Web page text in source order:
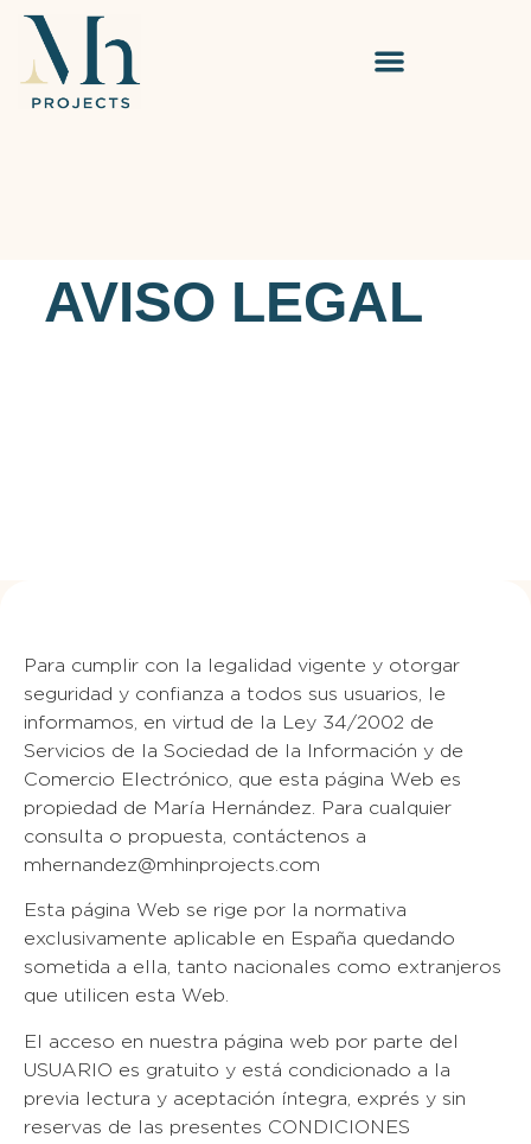
contenido
AVISO LEGAL
Para cumplir con la legalidad vigente y otorgar
seguridad y confianza a todos sus usuarios, le
informamos, en virtud de la Ley 34/2002 de
Servicios de la Sociedad de la Información y de
Comercio Electrónico, que esta página Web es
propiedad de María Hernández. Para cualquier
consulta o propuesta, contáctenos a
mhernandez@mhinprojects.com
Esta página Web se rige por la normativa
exclusivamente aplicable en España quedando
sometida a ella, tanto nacionales como extranjeros
que utilicen esta Web.
El acceso en nuestra página web por parte del
USUARIO es gratuito y está condicionado a la
previa lectura y aceptación íntegra, exprés y sin
reservas de las presentes CONDICIONES